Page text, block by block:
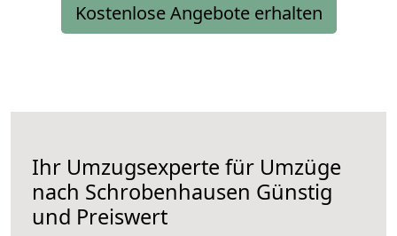
Kostenlose Angebote erhalten
Ihr Umzugsexperte für Umzüge
nach Schrobenhausen Günstig
und Preiswert